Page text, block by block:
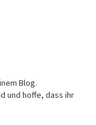
Blog.
und hoffe, dass ihr